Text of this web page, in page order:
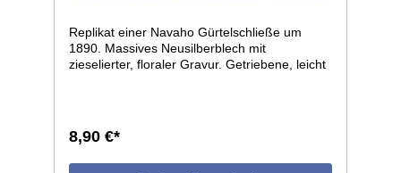
Replikat einer Navaho Gürtelschließe um
1890. Massives Neusilberblech mit
zieselierter, floraler Gravur. Getriebene, leicht
ca.52x45mm, lichte Weite ca.21mm.
8,90 €*